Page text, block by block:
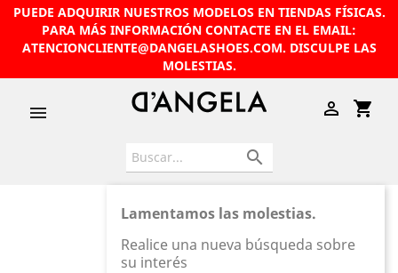
PUEDE ADQUIRIR NUESTROS MODELOS EN TIENDAS FÍSICAS.
PARA MÁS INFORMACIÓN CONTACTE EN EL EMAIL:
ATENCIONCLIENTE@DANGELASHOES.COM. DISCULPE LAS
MOLESTIAS.
 shopping_cart


Lamentamos las molestias.
Realice una nueva búsqueda sobre
su interés